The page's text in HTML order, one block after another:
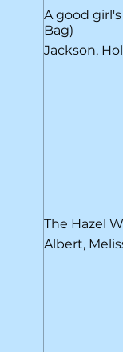
Jackson,
A good
Bag)
Albert,
The Hazel